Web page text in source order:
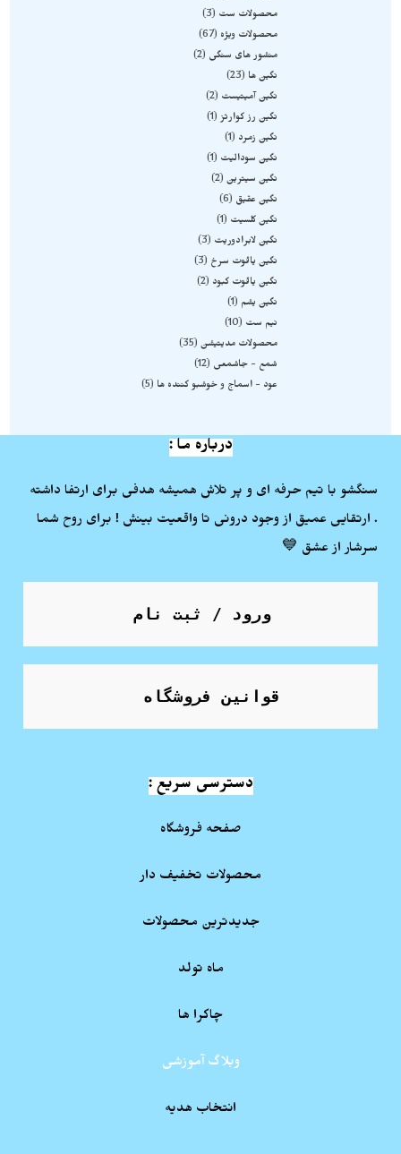
محصولات ست
3
محصولات ویژه
67
منشور های سنگی
2
نگین ها
23
نگین آمیتیست
2
نگین رز کوارتز 1
نگین زمرد
1
نگین سودالیت
1
نگین سیترین 2
نگین عقیق
6
نگین کلسیت
1
نگین لابرادوریت
3
نگین یاقوت سرخ
3
نگین یاقوت کبود
2
نگین یشم
1
نیم ست
10
محصولات مدیتیشن 35
شمع - جاشمعی
12
عود - اسماج و خوشبو کننده ها
5
درباره ما :
سنگشو با تیم حرفه ای و پر تلاش همیشه هدفی برای ارتفا داشته
. ارتقایی عمیق از وجود درونی تا واقعیت بینش ! برای روح شما
سرشار از عشق 💙
ورود / ثبت نام
قوانین فروشگاه
دسترسی سریع :
صفحه فروشگاه
محصولات تخفیف دار
جدیدترین محصولات
ماه تولد
چاکرا ها
وبلاگ آموزشی
انتخاب هدیه